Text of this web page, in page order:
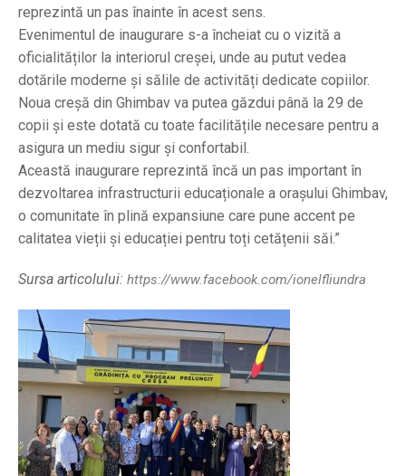
reprezintă un pas înainte în acest sens.
Evenimentul de inaugurare s-a încheiat cu o vizită a
oficialităților la interiorul creșei, unde au putut vedea
dotările moderne și sălile de activități dedicate copiilor.
Noua creșă din Ghimbav va putea găzdui până la 29 de
copii și este dotată cu toate facilitățile necesare pentru a
asigura un mediu sigur și confortabil.
Această inaugurare reprezintă încă un pas important în
dezvoltarea infrastructurii educaționale a orașului Ghimbav,
o comunitate în plină expansiune care pune accent pe
calitatea vieții și educației pentru toți cetățenii săi.”
Sursa articolului: https://www.facebook.com/ionelfliundra